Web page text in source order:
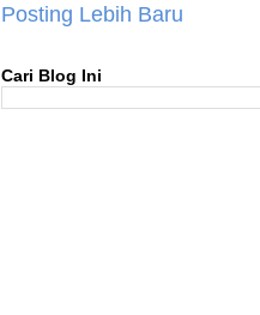
Posting Lebih Baru
Cari Blog Ini